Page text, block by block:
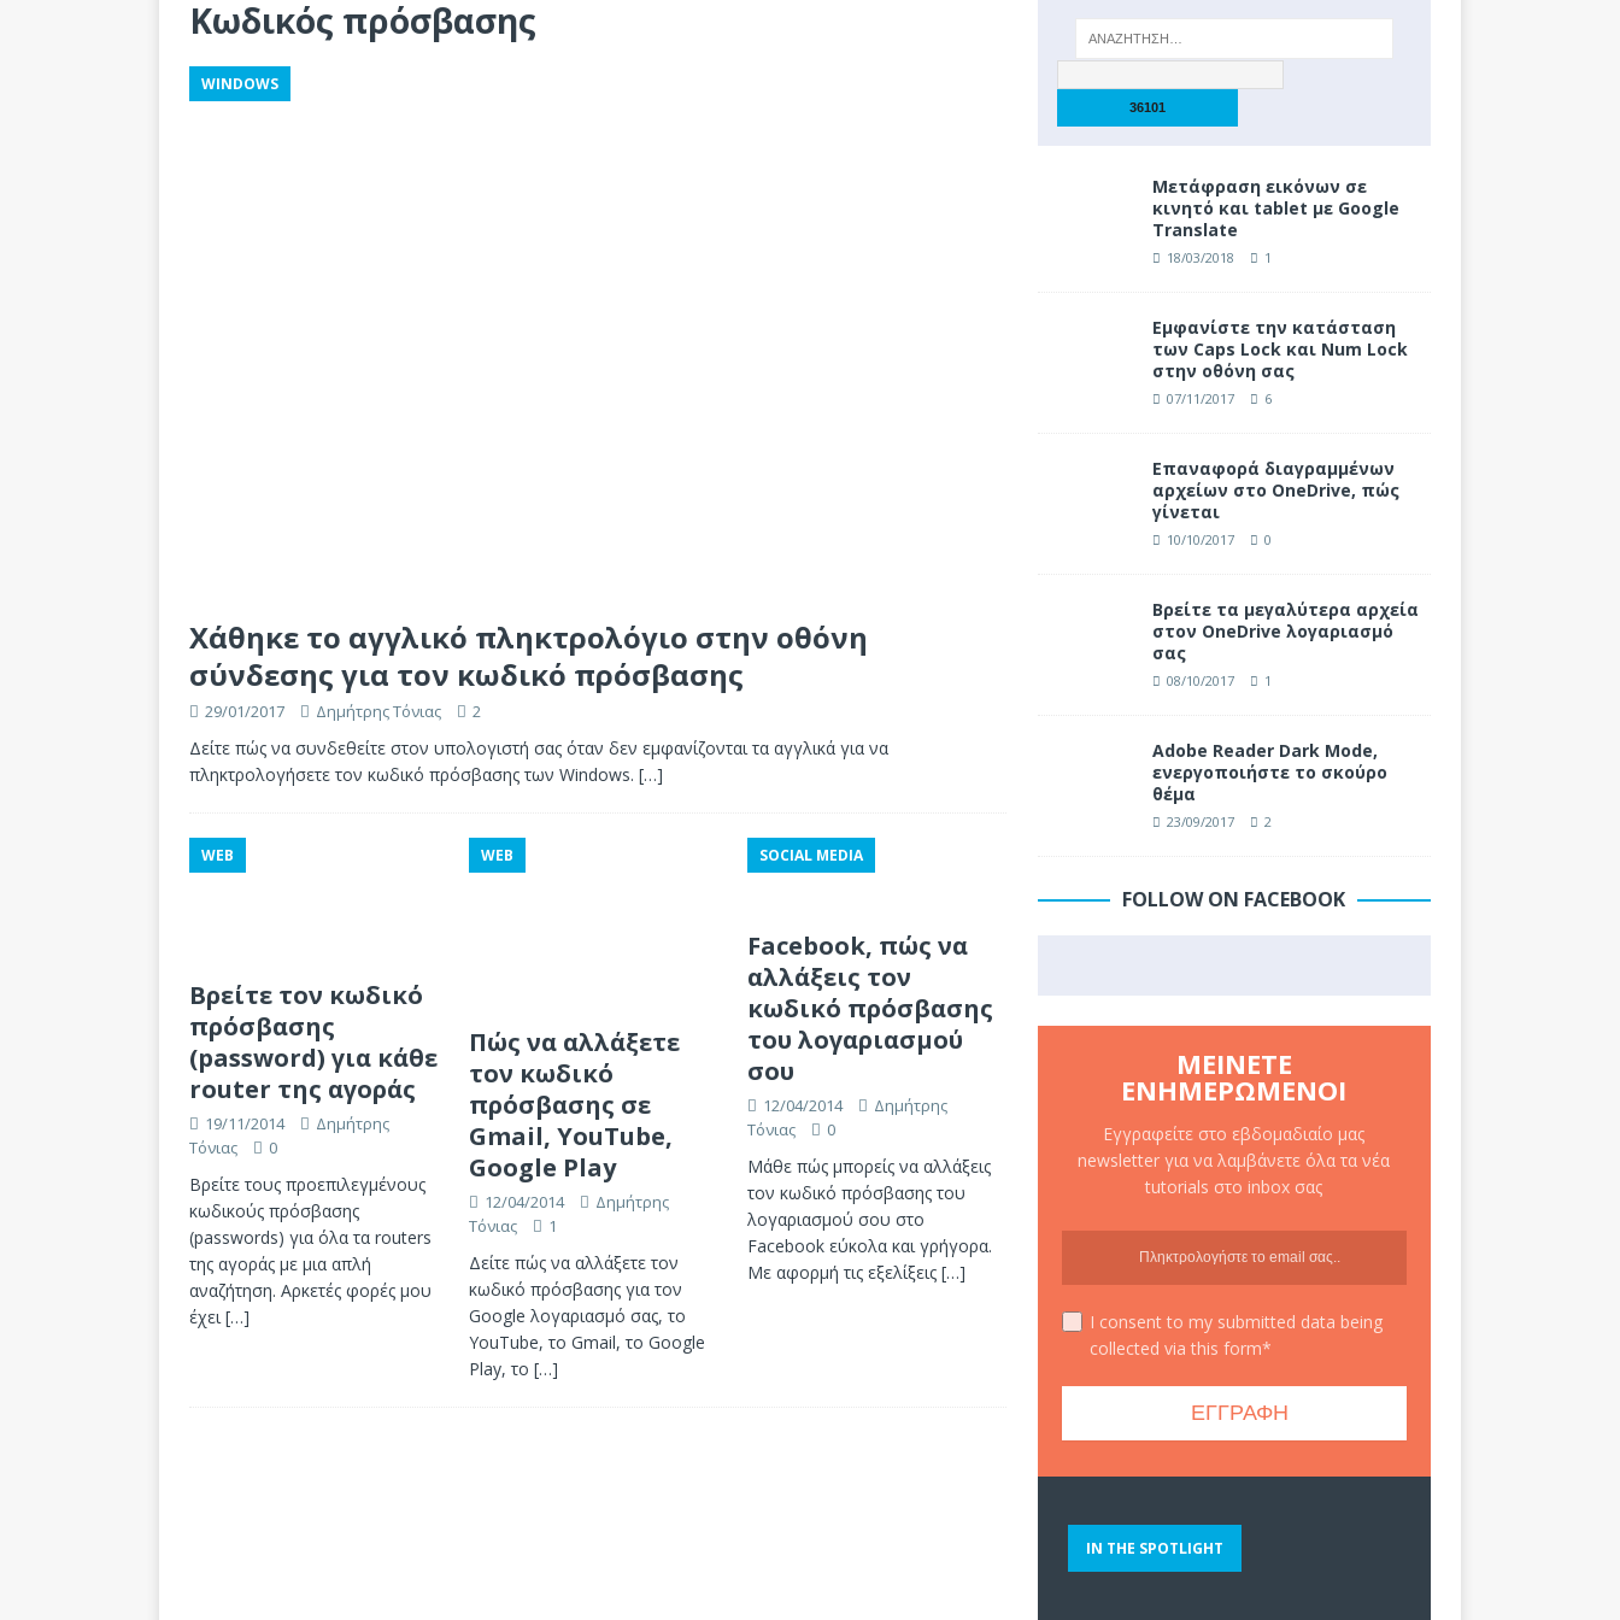
Κωδικός πρόσβασης
WINDOWS
Χάθηκε το αγγλικό πληκτρολόγιο στην οθόνη
σύνδεσης για τον κωδικό πρόσβασης
29/01/2017 Δημήτρης Τόνιας 2
Δείτε πώς να συνδεθείτε στον υπολογιστή σας όταν δεν εμφανίζονται τα αγγλικά για να
πληκτρολογήσετε τον κωδικό πρόσβασης των Windows. […]
WEB
Βρείτε τον κωδικό
πρόσβασης
(password) για κάθε
router της αγοράς
19/11/2014
Δημήτρης
Τόνιας
0
Βρείτε τους προεπιλεγμένους
κωδικούς πρόσβασης
(passwords) για όλα τα routers
της αγοράς με μια απλή
αναζήτηση. Αρκετές φορές μου
έχει[…]
WEB
Πώς να αλλάξετε
τον κωδικό
πρόσβασης σε
Gmail, YouTube,
Google Play
12/04/2014
Δημήτρης
Τόνιας
1
Δείτε πώς να αλλάξετε τον
κωδικό πρόσβασης για τον
Google λογαριασμό σας, το
YouTube, το Gmail, το Google
Play, το […]
SOCIAL MEDIA
Facebook, πώς να
αλλάξεις τον
κωδικό πρόσβασης
του λογαριασμού
σου
12/04/2014
Δημήτρης
Τόνιας
0
Μάθε πώς μπορείς να αλλάξεις
τον κωδικό πρόσβασης του
λογαριασμού σου στο
Facebook εύκολα και γρήγορα.
Με αφορμή τις εξελίξεις[…]
Μετάφραση εικόνων σε
κινητό και tablet με Google
Translate
18/03/2018 1
Eμφανίστε την κατάσταση
των Caps Lock και Num Lock
στην οθόνη σας
07/11/2017 6
Επαναφορά διαγραμμένων
αρχείων στο OneDrive, πώς
γίνεται
10/10/2017 0
Βρείτε τα μεγαλύτερα αρχεία
στον OneDrive λογαριασμό
σας
08/10/2017 1
Adobe Reader Dark Mode,
ενεργοποιήστε το σκούρο
θέμα
23/09/2017 2
FOLLOW ON FACEBOOK
ΜΕΊΝΕΤΕ
ΕΝΗΜΕΡΩΜΈΝΟΙ
Εγγραφείτε στο εβδομαδιαίο μας
newsletter για να λαμβάνετε όλα τα νέα
tutorials στο inbox σας
I consent to my submitted data being
collected via this form*
IN THE SPOTLIGHT